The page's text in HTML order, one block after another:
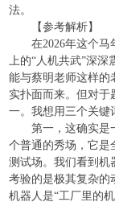
法。
【参考解析】
在2026年这个马
上的“人机共武”深深
能与蔡明老师这样的
实扑面而来。但对于
一。我想用三个关键
第一，这确实是一
个普通的秀场，它是
测试场。我们看到机
考验的是极其复杂的
机器人是“工厂里的